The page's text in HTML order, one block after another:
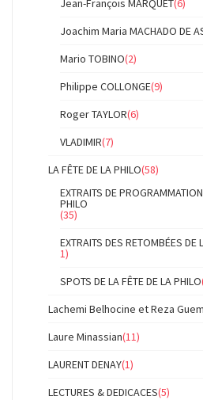
Jean-François MARQUET(6)
Joachim Maria MACHADO DE
Mario TOBINO(2)
Philippe COLLONGE(9)
Roger TAYLOR(6)
VLADIMIR(7)
LA FÊTE DE LA PHILO(58)
EXTRAITS DE
PHILO
(35)
EXTRAITS DES RETOMBÉES DE
1)
SPOTS DE LA FÊTE DE LA PHILO
Lachemi Belhocine et Reza
Laure Minassian(11)
LAURENT DENAY(1)
LECTURES & DEDICACES(5)